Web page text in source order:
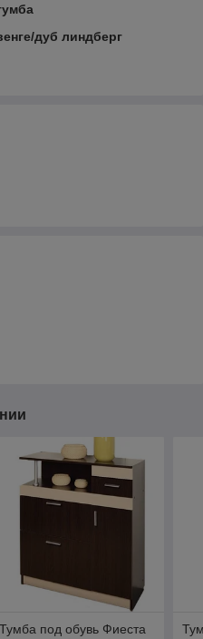
дуб линдберг
Тумба под обувь Фиеста